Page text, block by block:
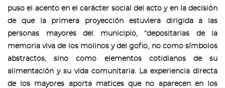
puso el acento en el carácter social del acto y en la decisión
de que la primera proyección estuviera dirigida a las
personas mayores del municipio, “depositarias de la
memoria viva de los molinos y del gofio, no como símbolos
abstractos, sino como elementos cotidianos de su
alimentación y su vida comunitaria. La experiencia directa
de los mayores aporta matices que no aparecen en los